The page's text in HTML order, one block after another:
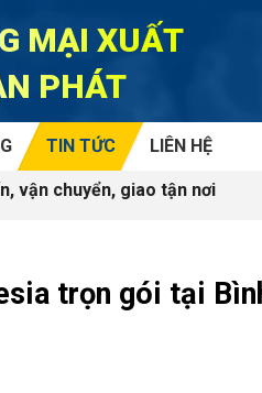
MẠI XUẤT
PHÁT
TIN TỨC LIÊN HỆ
vận chuyển, giao tận nơi
trọn gói tại